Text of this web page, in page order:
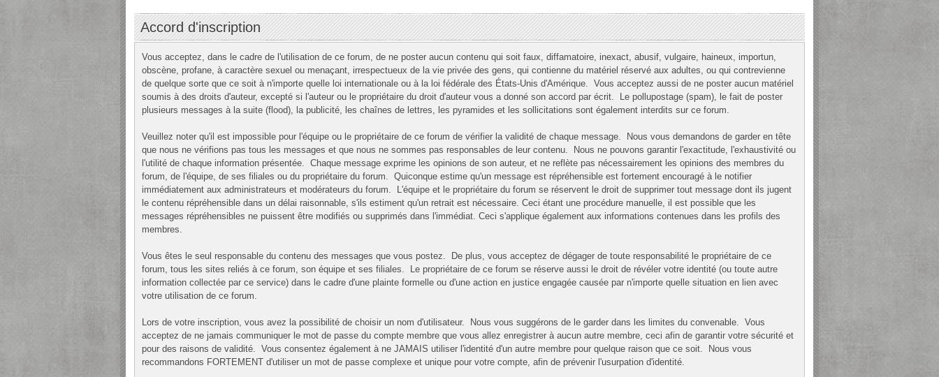
Accord d'inscription
Vous acceptez, dans le cadre de l'utilisation de ce forum, de ne poster aucun contenu qui soit faux, diffamatoire, inexact, abusif, vulgaire, haineux, importun,
obscène, profane, à caractère sexuel ou menaçant, irrespectueux de la vie privée des gens, qui contienne du matériel réservé aux adultes, ou qui contrevienne
de quelque sorte que ce soit à n'importe quelle loi internationale ou à la loi fédérale des États-Unis d'Amérique. Vous acceptez aussi de ne poster aucun matériel
soumis à des droits d'auteur, excepté si l'auteur ou le propriétaire du droit d'auteur vous a donné son accord par écrit. Le pollupostage (spam), le fait de poster
plusieurs messages à la suite (flood), la publicité, les chaînes de lettres, les pyramides et les sollicitations sont également interdits sur ce forum.
Veuillez noter qu'il est impossible pour l'équipe ou le propriétaire de ce forum de vérifier la validité de chaque message. Nous vous demandons de garder en tête
que nous ne vérifions pas tous les messages et que nous ne sommes pas responsables de leur contenu. Nous ne pouvons garantir l'exactitude, l'exhaustivité ou
l'utilité de chaque information présentée. Chaque message exprime les opinions de son auteur, et ne reflète pas nécessairement les opinions des membres du
forum, de l'équipe, de ses filiales ou du propriétaire du forum. Quiconque estime qu'un message est répréhensible est fortement encouragé à le notifier
immédiatement aux administrateurs et modérateurs du forum. L'équipe et le propriétaire du forum se réservent le droit de supprimer tout message dont ils jugent
le contenu répréhensible dans un délai raisonnable, s'ils estiment qu'un retrait est nécessaire. Ceci étant une procédure manuelle, il est possible que les
messages répréhensibles ne puissent être modifiés ou supprimés dans l'immédiat. Ceci s'applique également aux informations contenues dans les profils des
membres.
Vous êtes le seul responsable du contenu des messages que vous postez. De plus, vous acceptez de dégager de toute responsabilité le propriétaire de ce
forum, tous les sites reliés à ce forum, son équipe et ses filiales. Le propriétaire de ce forum se réserve aussi le droit de révéler votre identité (ou toute autre
information collectée par ce service) dans le cadre d'une plainte formelle ou d'une action en justice engagée causée par n'importe quelle situation en lien avec
votre utilisation de ce forum.
Lors de votre inscription, vous avez la possibilité de choisir un nom d'utilisateur. Nous vous suggérons de le garder dans les limites du convenable. Vous
acceptez de ne jamais communiquer le mot de passe du compte membre que vous allez enregistrer à aucun autre membre, ceci afin de garantir votre sécurité et
pour des raisons de validité. Vous consentez également à ne JAMAIS utiliser l'identité d'un autre membre pour quelque raison que ce soit. Nous vous
recommandons FORTEMENT d'utiliser un mot de passe complexe et unique pour votre compte, afin de prévenir l'usurpation d'identité.